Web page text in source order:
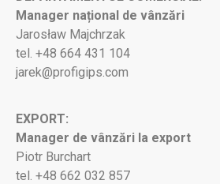
Manager național de vânzări
Jarosław Majchrzak
tel. +48 664 431 104
jarek@profigips.com
EXPORT:
Manager de vânzări la export
Piotr Burchart
tel. +48 662 032 857